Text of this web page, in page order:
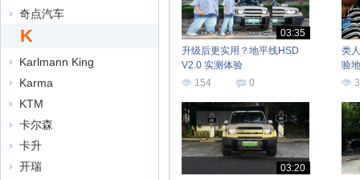
奇点汽车
K
Karlmann King
Karma
KTM
卡尔森
卡升
开瑞
03:35
升级后更实用？地平线HSD
V2.0 实测体验
154
0
类
验
03:20